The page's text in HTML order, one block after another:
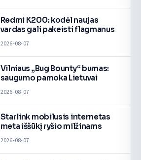
Redmi K200: kodėl naujas
vardas gali pakeisti flagmanus
2026-08-07
Vilniaus „Bug Bounty“ bumas:
saugumo pamoka Lietuvai
2026-08-07
Starlink mobilusis internetas
meta iššūkį ryšio milžinams
2026-08-07